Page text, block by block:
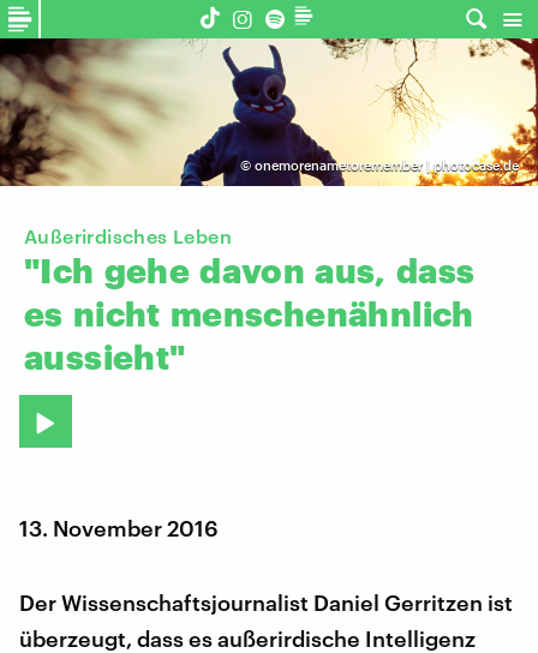
© onemorenametoremember | photocase.de
Außerirdisches Leben
"Ich gehe davon aus, dass
es nicht menschenähnlich
aussieht"
13. November 2016
Der Wissenschaftsjournalist Daniel Gerritzen ist
überzeugt, dass es außerirdische Intelligenz